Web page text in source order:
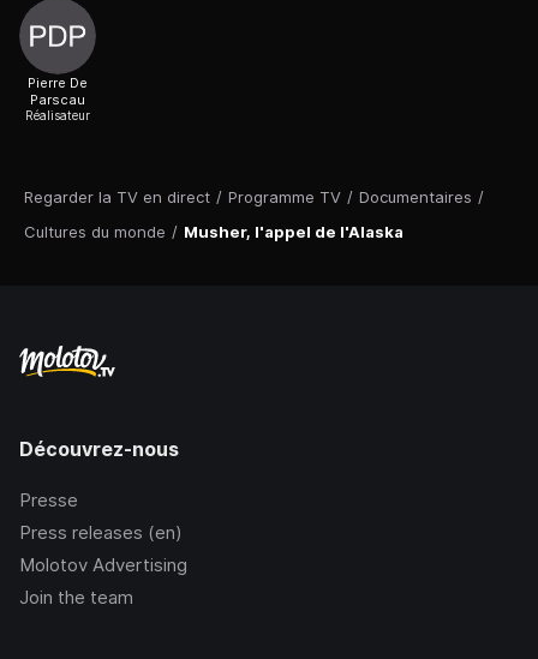
Regarder la TV en direct / Programme TV / Documentaires /
Cultures du monde / Musher, l'appel de l'Alaska
Pierre De
Parscau
Réalisateur
Découvrez-nous
Presse
Press releases (en)
Molotov Advertising
Join the team